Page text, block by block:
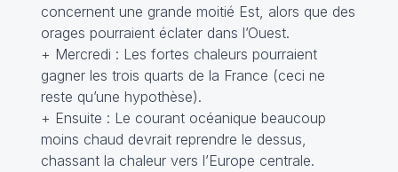
concernent une grande moitié Est, alors que des
orages pourraient éclater dans l’Ouest.
+ Mercredi : Les fortes chaleurs pourraient
gagner les trois quarts de la France (ceci ne
reste qu’une hypothèse).
+ Ensuite : Le courant océanique beaucoup
moins chaud devrait reprendre le dessus,
chassant la chaleur vers l’Europe centrale.